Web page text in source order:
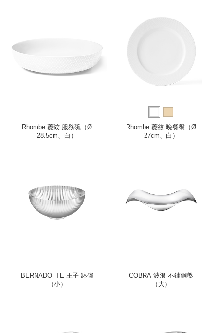
Rhombe 菱紋 服務碗（Ø
28.5cm、白）
Rhombe 菱紋 晚餐盤（Ø
27cm、白）
BERNADOTTE 王子 缽碗
（小）
COBRA 波浪 不鏽鋼盤
（大）